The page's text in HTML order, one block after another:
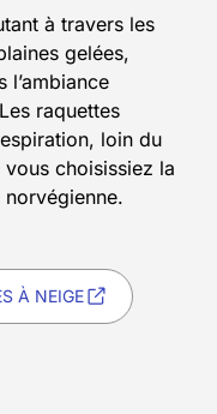
à travers les
gelées,
l’ambiance
raquettes
loin du
choisissiez la
À NEIGE